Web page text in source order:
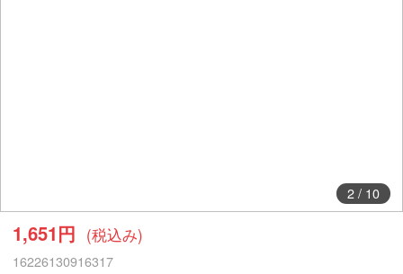
2/ 10
1,651円 (税込み)
16226130916317